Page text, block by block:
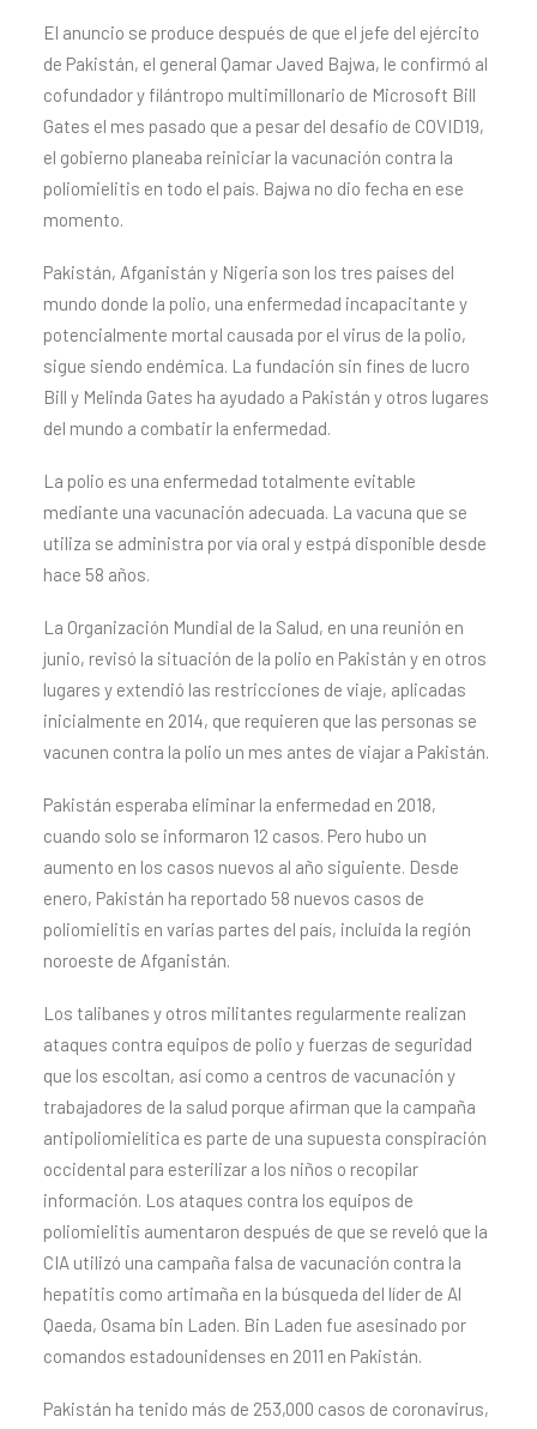
El anuncio se produce después de que el jefe del ejército
de Pakistán, el general Qamar Javed Bajwa, le confirmó al
cofundador y filántropo multimillonario de Microsoft Bill
Gates el mes pasado que a pesar del desafío de COVID19,
el gobierno planeaba reiniciar la vacunación contra la
poliomielitis en todo el país. Bajwa no dio fecha en ese
momento.
Pakistán, Afganistán y Nigeria son los tres países del
mundo donde la polio, una enfermedad incapacitante y
potencialmente mortal causada por el virus de la polio,
sigue siendo endémica. La fundación sin fines de lucro
Bill y Melinda Gates ha ayudado a Pakistán y otros lugares
del mundo a combatir la enfermedad.
La polio es una enfermedad totalmente evitable
mediante una vacunación adecuada. La vacuna que se
utiliza se administra por vía oral y estpá disponible desde
hace 58 años.
La Organización Mundial de la Salud, en una reunión en
junio, revisó la situación de la polio en Pakistán y en otros
lugares y extendió las restricciones de viaje, aplicadas
inicialmente en 2014, que requieren que las personas se
vacunen contra la polio un mes antes de viajar a Pakistán.
Pakistán esperaba eliminar la enfermedad en 2018,
cuando solo se informaron 12 casos. Pero hubo un
aumento en los casos nuevos al año siguiente. Desde
enero, Pakistán ha reportado 58 nuevos casos de
poliomielitis en varias partes del país, incluida la región
noroeste de Afganistán.
Los talibanes y otros militantes regularmente realizan
ataques contra equipos de polio y fuerzas de seguridad
que los escoltan, así como a centros de vacunación y
trabajadores de la salud porque afirman que la campaña
antipoliomielítica es parte de una supuesta conspiración
occidental para esterilizar a los niños o recopilar
información. Los ataques contra los equipos de
poliomielitis aumentaron después de que se reveló que la
CIA utilizó una campaña falsa de vacunación contra la
hepatitis como artimaña en la búsqueda del líder de Al
Qaeda, Osama bin Laden. Bin Laden fue asesinado por
comandos estadounidenses en 2011 en Pakistán.
Pakistán ha tenido más de 253,000 casos de coronavirus,